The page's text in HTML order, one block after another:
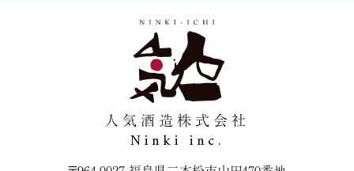
人気酒造株式会社
Ninki inc.